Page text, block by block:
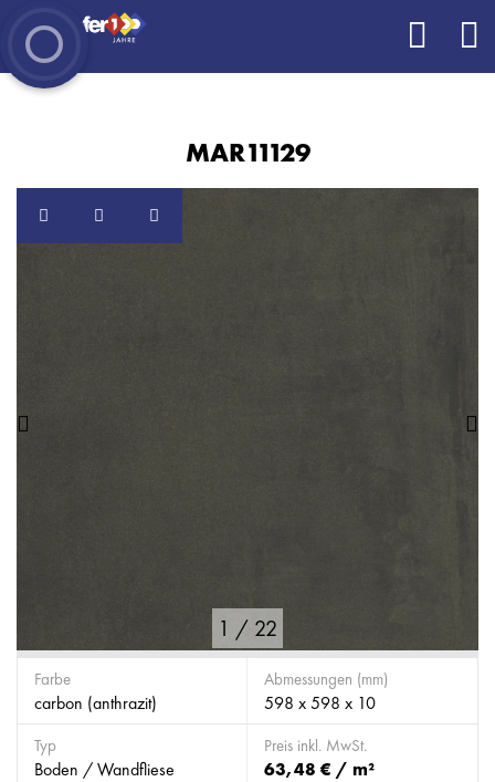
MAR11129
1 / 22
Farbe
carbon (anthrazit)
Abmessungen (mm)
598 x 598 x 10
Typ
Boden / Wandfliese
Preis inkl. MwSt.
63,48 € / m²